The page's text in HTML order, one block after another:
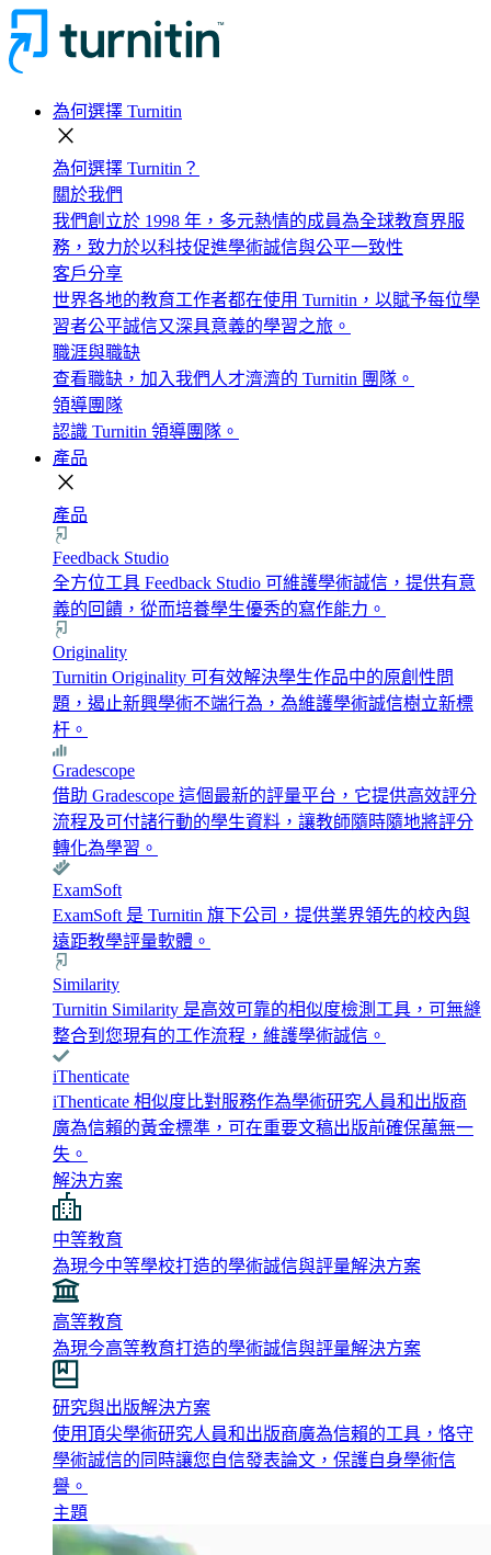
為何選擇 Turnitin
close
為何選擇 Turnitin？
關於我們
我們創立於 1998 年，多元熱情的成員為全球教育界服
務，致力於以科技促進學術誠信與公平一致性
客戶分享
世界各地的教育工作者都在使用 Turnitin，以賦予每位學
習者公平誠信又深具意義的學習之旅。
職涯與職缺
查看職缺，加入我們人才濟濟的 Turnitin 團隊。
領導團隊
認識 Turnitin 領導團隊。
產品
close
產品
Feedback Studio
全方位工具 Feedback Studio 可維護學術誠信，提供有意
義的回饋，從而培養學生優秀的寫作能力。
Originality
Turnitin Originality 可有效解決學生作品中的原創性問
題，遏止新興學術不端行為，為維護學術誠信樹立新標
杆。
Gradescope
借助 Gradescope 這個最新的評量平台，它提供高效評分
流程及可付諸行動的學生資料，讓教師隨時隨地將評分
轉化為學習。
ExamSoft
ExamSoft 是 Turnitin 旗下公司，提供業界領先的校內與
遠距教學評量軟體。
Similarity
Turnitin Similarity 是高效可靠的相似度檢測工具，可無縫
整合到您現有的工作流程，維護學術誠信。
iThenticate
iThenticate 相似度比對服務作為學術研究人員和出版商
廣為信賴的黃金標準，可在重要文稿出版前確保萬無一
失。
解決方案
中等教育
為現今中等學校打造的學術誠信與評量解決方案
高等教育
為現今高等教育打造的學術誠信與評量解決方案
研究與出版解決方案
使用頂尖學術研究人員和出版商廣為信賴的工具，恪守
學術誠信的同時讓您自信發表論文，保護自身學術信
譽。
主題